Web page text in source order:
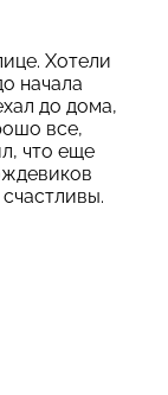
Хотели
начала
до дома,
все,
что еще